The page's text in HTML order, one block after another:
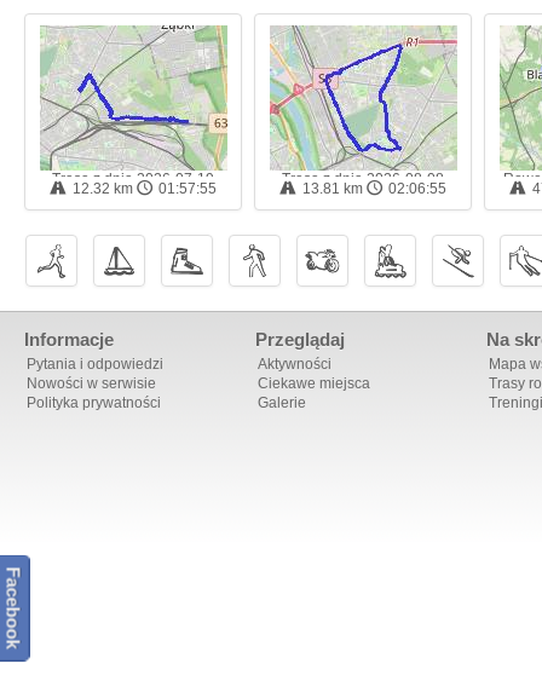
Trasa z dnia 2026-07-19
11:27 - trasa nordic walking
12.32 km 01:57:55
Trasa z dnia 2026-08-08
10:35 - trasa nordic walking
13.81 km 02:06:55
Informacje
Pytania i odpowiedzi
Nowości w serwisie
Polityka prywatności
Przeglądaj
Aktywności
Ciekawe miejsca
Galerie
Na
Mapa
Trasy
Facebook